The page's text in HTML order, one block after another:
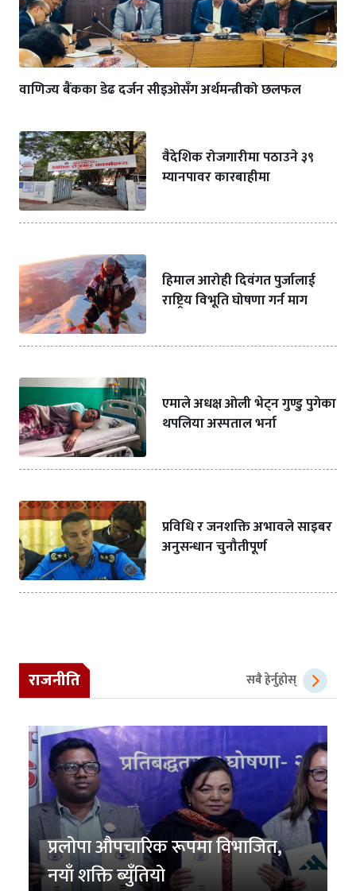
वाणिज्य बैंकका डेढ दर्जन सीइओसँग अर्थमन्त्रीको छलफल
वैदेशिक रोजगारीमा पठाउने ३९
म्यानपावर कारबाहीमा
हिमाल आरोही दिवंगत पुर्जालाई
राष्ट्रिय विभूति घोषणा गर्न माग
एमाले अधक्ष ओली भेट्न गुण्डु पुगेका
थपलिया अस्पताल भर्ना
प्रविधि र जनशक्ति अभावले साइबर
अनुसन्धान चुनौतीपूर्ण
राजनीति सबै हेर्नुहोस्
प्रलोपा औपचारिक रूपमा विभाजित,
नयाँ शक्ति ब्युँतियो